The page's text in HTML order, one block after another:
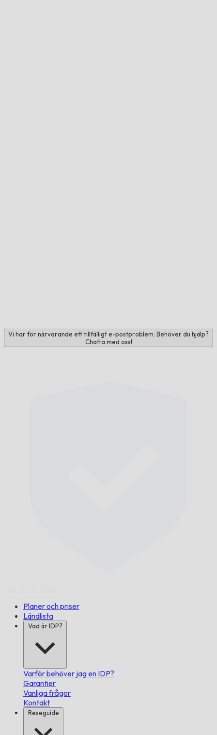
Vi har för närvarande ett tillfälligt e-postproblem. Behöver du hjälp?
Chatta med oss!
Planer och priser
Ländlista
Vad är IDP?
Varför behöver jag en IDP?
Garantier
Vanliga frågor
Kontakt
Reseguide